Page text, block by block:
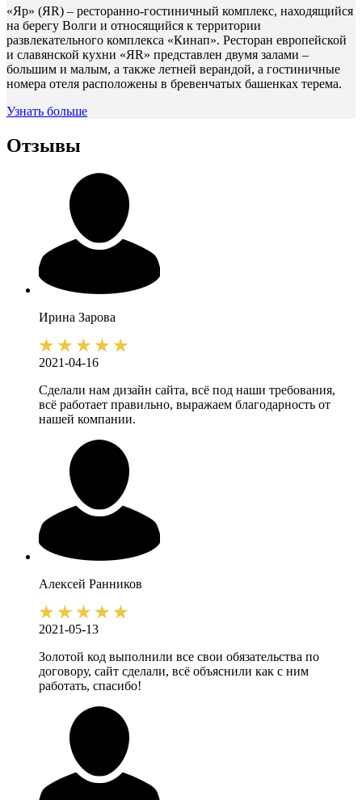
«Яр» (ЯR) – ресторанно-гостиничный комплекс, находящийся
на берегу Волги и относящийся к территории
развлекательного комплекса «Кинап». Ресторан европейской
и славянской кухни «ЯR» представлен двумя залами –
большим и малым, а также летней верандой, а гостиничные
номера отеля расположены в бревенчатых башенках терема.
Узнать больше
Отзывы
Ирина Зарова
2021-04-16
Сделали нам дизайн сайта, всё под наши требования,
всё работает правильно, выражаем благодарность от
нашей компании.
Алексей Ранников
2021-05-13
Золотой код выполнили все свои обязательства по
договору, сайт сделали, всё объяснили как с ним
работать, спасибо!